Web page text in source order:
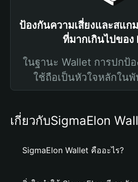
ป้องกันความเสี่ยงและสแ
ที่มากเกินไปของ
ในฐานะ Wallet การปกป้
ใช้ถือเป็นหัวใจหลักในพั
เกี่ยวกับSigmaElon
SigmaElon Wallet คืออะไร?